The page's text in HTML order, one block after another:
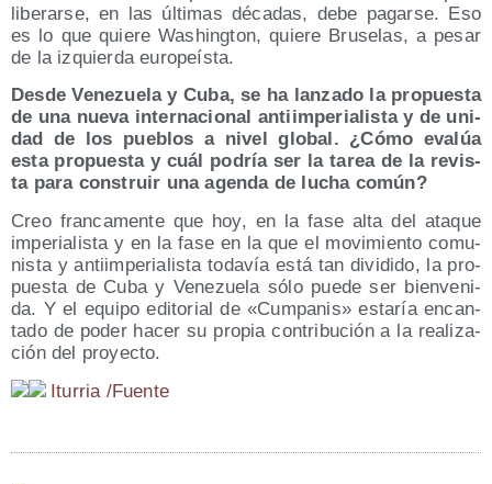
libe­rar­se, en las últi­mas déca­das, debe pagar­se. Eso
es lo que quie­re Washing­ton, quie­re Bru­se­las, a pesar
de la izquier­da europeísta.
Des­de Vene­zue­la y Cuba, se ha lan­za­do la pro­pues­ta
de una nue­va inter­na­cio­nal anti­im­pe­ria­lis­ta y de uni­
dad de los pue­blos a nivel glo­bal. ¿Cómo eva­lúa
esta pro­pues­ta y cuál podría ser la tarea de la revis­
ta para cons­truir una agen­da de lucha común?
Creo fran­ca­men­te que hoy, en la fase alta del ata­que
impe­ria­lis­ta y en la fase en la que el movi­mien­to comu­
nis­ta y anti­im­pe­ria­lis­ta toda­vía está tan divi­di­do, la pro­
pues­ta de Cuba y Vene­zue­la sólo pue­de ser bien­ve­ni­
da. Y el equi­po edi­to­rial de «Cum­pa­nis» esta­ría encan­
ta­do de poder hacer su pro­pia con­tri­bu­ción a la rea­li­za­
ción del proyecto.
Itu­rria /​Fuen­te